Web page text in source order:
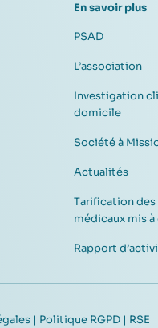
En savoir plus
PSAD
L’association
Investigation
domicile
Société à
Actualités
Tarification
médicaux mis
Rapport
| Politique RGPD | RSE